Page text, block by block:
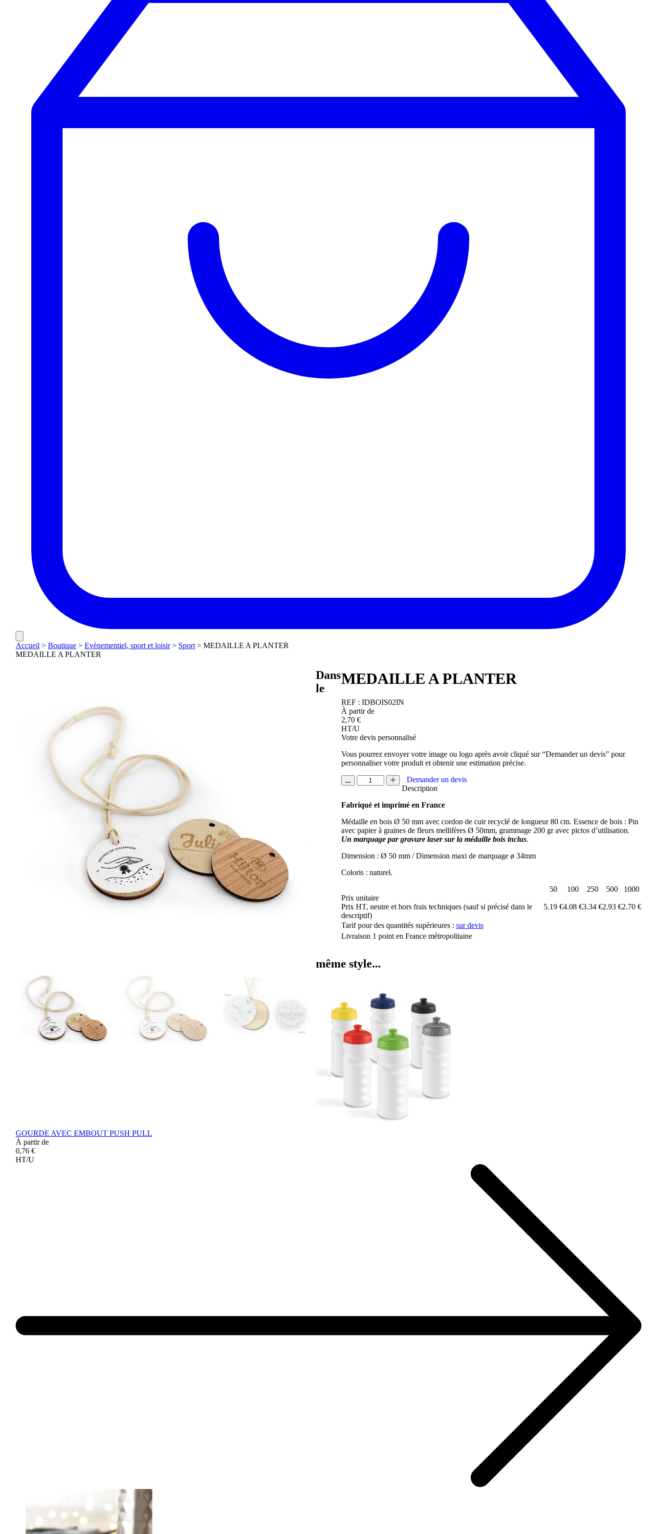
Accueil > Boutique > Evènementiel, sport et loisir> Sport> MEDAILLE A PLANTER
MEDAILLE A PLANTER
MEDAILLE A PLANTER
REF : IDBOIS02IN
À partir de
2,70 €
HT/U
Votre devis personnalisé
Vous pourrez envoyer votre image ou logo après avoir cliqué sur “Demander un devis” pour
personnaliser votre produit et obtenir une estimation précise.
quantité
de
A
Demander un devis
Description
Fabriqué et imprimé en France
Médaille en bois Ø 50 mm avec cordon de cuir recyclé de longueur 80 cm. Essence de bois : Pin
avec papier à graines de fleurs mellifères Ø 50mm, grammage 200 gr avec pictos d’utilisation.
Un marquage par gravure laser sur la médaille bois inclus.
Dimension : Ø 50 mm / Dimension maxi de marquage ø 34mm
Coloris : naturel.
50
100 250 500
1000
Prix unitaire
Prix HT, neutre et hors frais techniques (sauf si précisé dans le
descriptif)
5.19 €4.08 €3.34 €2.93 €2.70 €
Tarif pour des quantités supérieures : sur devis
Livraison 1 point en France métropolitaine
Dans
le
même style...
GOURDE AVEC EMBOUT PUSH PULL
À partir de
0,76 €
HT/U